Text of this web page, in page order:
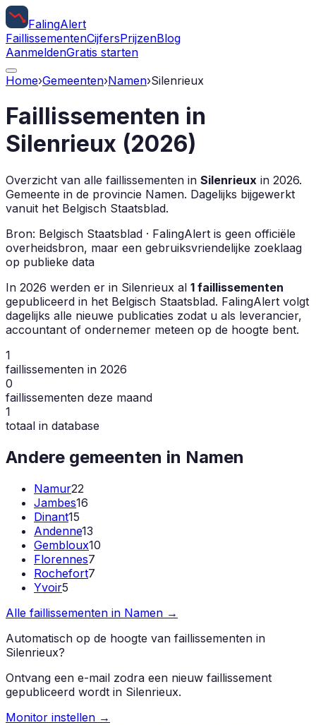
FalingAlert
FaillissementenCijfersPrijzenBlog
AanmeldenGratis starten
Home›Gemeenten›Namen›Silenrieux
Faillissementen in
Silenrieux (2026)
Overzicht van alle faillissementen in Silenrieux in 2026.
Gemeente in de provincie Namen. Dagelijks bijgewerkt
vanuit het Belgisch Staatsblad.
Bron: Belgisch Staatsblad · FalingAlert is geen officiële
overheidsbron, maar een gebruiksvriendelijke zoeklaag
op publieke data
In 2026 werden er in Silenrieux al 1 faillissementen
gepubliceerd in het Belgisch Staatsblad. FalingAlert volgt
dagelijks alle nieuwe publicaties zodat u als leverancier,
accountant of ondernemer meteen op de hoogte bent.
1
faillissementen in 2026
0
faillissementen deze maand
1
totaal in database
Andere gemeenten in Namen
Namur22
Jambes16
Dinant15
Andenne13
Gembloux10
Florennes7
Rochefort7
Yvoir5
Alle faillissementen in Namen →
Automatisch op de hoogte van faillissementen in
Silenrieux?
Ontvang een e-mail zodra een nieuw faillissement
gepubliceerd wordt in Silenrieux.
Monitor instellen →